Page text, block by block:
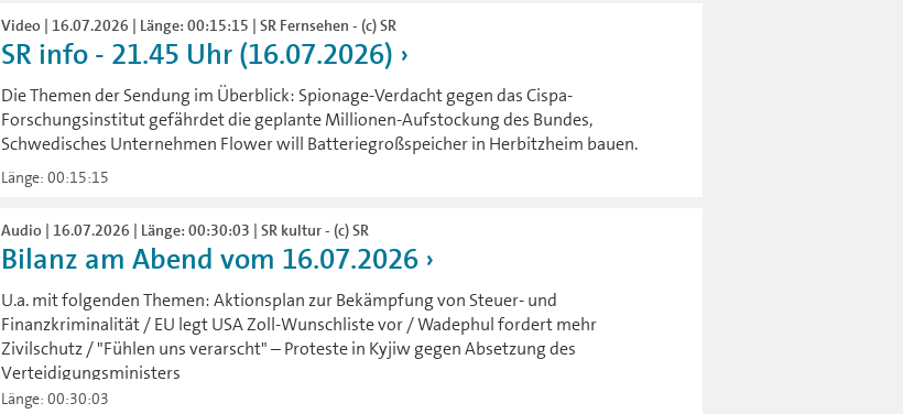
Video | 16.07.2026 | Länge: 00:15:15 | SR Fernsehen - (c) SR
SR info - 21.45 Uhr (16.07.2026)
Die Themen der Sendung im Überblick: Spionage-Verdacht gegen das Cispa-
Forschungsinstitut gefährdet die geplante Millionen-Aufstockung des Bundes,
Schwedisches Unternehmen Flower will Batteriegroßspeicher in Herbitzheim bauen.
Länge: 00:15:15
Audio | 16.07.2026 | Länge: 00:30:03 | SR kultur - (c) SR
Bilanz am Abend vom 16.07.2026
U.a. mit folgenden Themen: Aktionsplan zur Bekämpfung von Steuer- und
Finanzkriminalität / EU legt USA Zoll-Wunschliste vor / Wadephul fordert mehr
Zivilschutz / "Fühlen uns verarscht" – Proteste in Kyjiw gegen Absetzung des
Verteidigungsministers
Länge: 00:30:03